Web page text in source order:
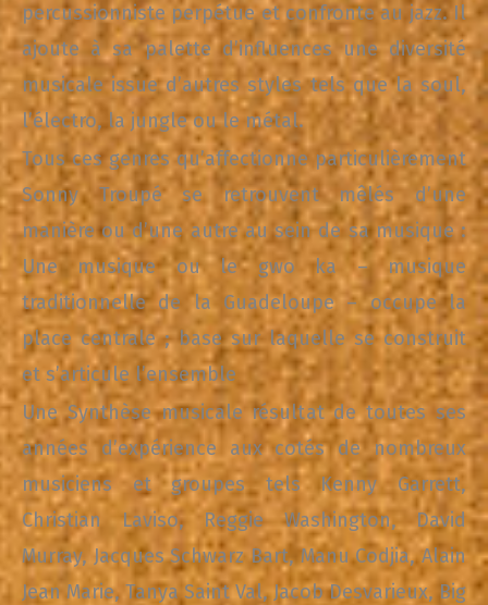
percussionniste perpétue et confronte au jazz. Il
ajoute à sa palette d’influences une diversité
musicale issue d’autres styles tels que la soul,
l’électro, la jungle ou le métal.
Tous ces genres qu’affectionne particulièrement
Sonny Troupé se retrouvent mêlés d’une
manière ou d’une autre au sein de sa musique :
Une musique ou le gwo ka – musique
traditionnelle de la Guadeloupe – occupe la
place centrale ; base sur laquelle se construit
et s’articule l’ensemble
Une Synthèse musicale résultat de toutes ses
années d’expérience aux cotés de nombreux
musiciens et groupes tels Kenny Garrett,
Christian Laviso, Reggie Washington, David
Murray, Jacques Schwarz Bart, Manu Codjia, Alain
Jean Marie, Tanya Saint Val, Jacob Desvarieux, Big